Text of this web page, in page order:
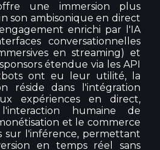
une immersion plus
son ambisonique en direct
enrichi par l'IA
conversationnelles
en streaming) et
étendue via les API
ont eu leur utilité, la
réside dans l'intégration
expériences en direct,
humaine de
et le commerce
sur l'inférence, permettant
en temps réel sans